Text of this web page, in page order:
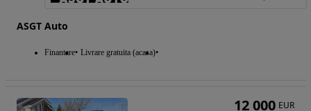
ASGT Auto
Finantare Livrare gratuita (acasa)
12 000 EUR